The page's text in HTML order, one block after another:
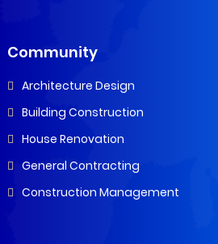
Community
Architecture Design
Building Construction
House Renovation
General Contracting
Construction Management